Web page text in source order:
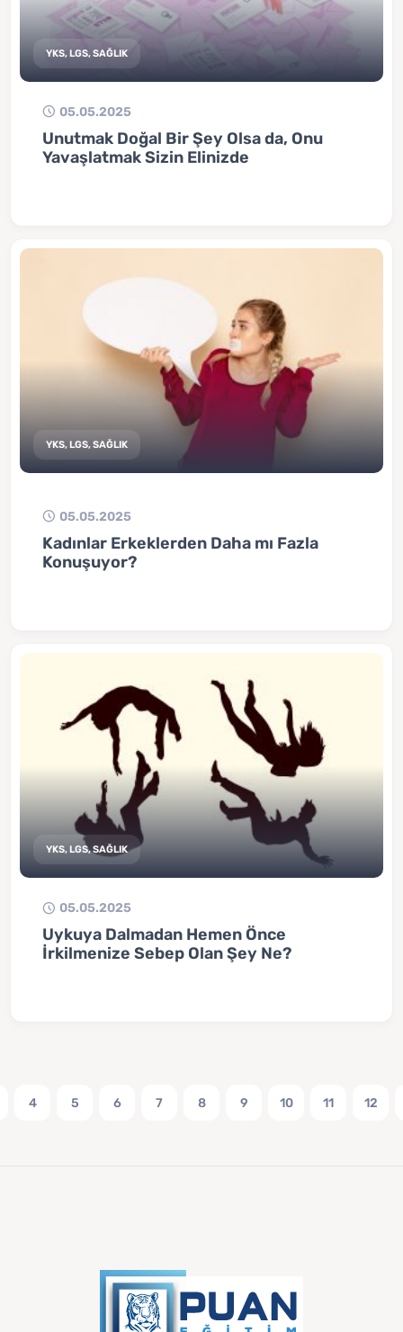
YKS, LGS, SAĞLIK
05.05.2025
Unutmak Doğal Bir Şey Olsa da, Onu
Yavaşlatmak Sizin Elinizde
YKS, LGS, SAĞLIK
05.05.2025
Kadınlar Erkeklerden Daha mı Fazla
Konuşuyor?
YKS, LGS, SAĞLIK
05.05.2025
Uykuya Dalmadan Hemen Önce
İrkilmenize Sebep Olan Şey Ne?
4 5 6 7 8 9 10 11 12